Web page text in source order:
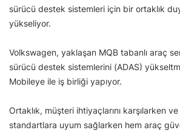
sürücü destek sistemleri için bir ortaklık
yükseliyor.
Volkswagen, yaklaşan MQB tabanlı araç
sürücü destek sistemlerini (ADAS)
Mobileye ile iş birliği yapıyor.
Ortaklık, müşteri ihtiyaçlarını karşılarken
standartlara uyum sağlarken hem araç